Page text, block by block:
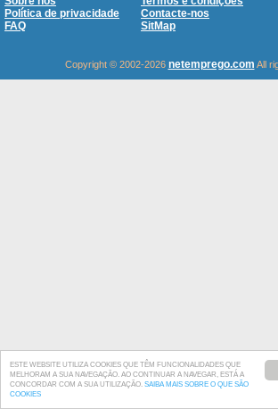
ESTE WEBSITE UTILIZA COOKIES QUE TÊM FUNCIONALIDADES QUE
MELHORAM A SUA NAVEGAÇÃO. AO CONTINUAR A NAVEGAR, ESTÁ A
CONCORDAR COM A SUA UTILIZAÇÃO. SAIBA MAIS SOBRE O QUE SÃO
COOKIES
Política de privacidade
Contacte-nos
FAQ
SitMap
Copyright © 2002-2026 netemprego.com All